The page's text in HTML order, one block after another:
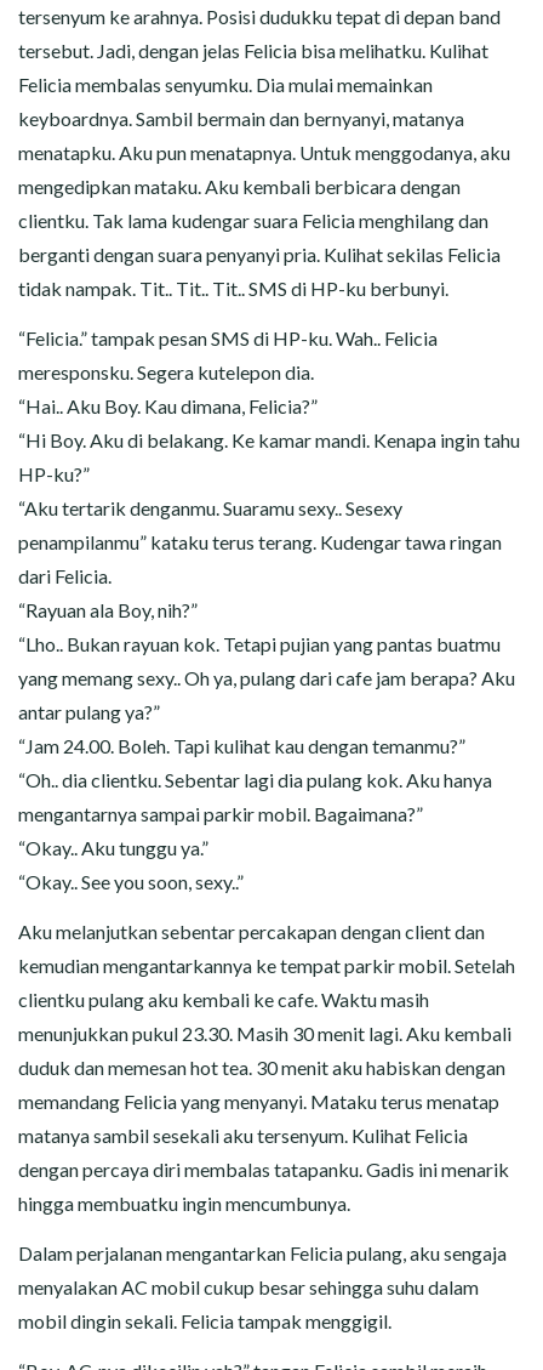
tersenyum ke arahnya. Posisi dudukku tepat di depan band
tersebut. Jadi, dengan jelas Felicia bisa melihatku. Kulihat
Felicia membalas senyumku. Dia mulai memainkan
keyboardnya. Sambil bermain dan bernyanyi, matanya
menatapku. Aku pun menatapnya. Untuk menggodanya, aku
mengedipkan mataku. Aku kembali berbicara dengan
clientku. Tak lama kudengar suara Felicia menghilang dan
berganti dengan suara penyanyi pria. Kulihat sekilas Felicia
tidak nampak. Tit.. Tit.. Tit.. SMS di HP-ku berbunyi.
“Felicia.” tampak pesan SMS di HP-ku. Wah.. Felicia
meresponsku. Segera kutelepon dia.
“Hai.. Aku Boy. Kau dimana, Felicia?”
“Hi Boy. Aku di belakang. Ke kamar mandi. Kenapa ingin tahu
HP-ku?”
“Aku tertarik denganmu. Suaramu sexy.. Sesexy
penampilanmu” kataku terus terang. Kudengar tawa ringan
dari Felicia.
“Rayuan ala Boy, nih?”
“Lho.. Bukan rayuan kok. Tetapi pujian yang pantas buatmu
yang memang sexy.. Oh ya, pulang dari cafe jam berapa? Aku
antar pulang ya?”
“Jam 24.00. Boleh. Tapi kulihat kau dengan temanmu?”
“Oh.. dia clientku. Sebentar lagi dia pulang kok. Aku hanya
mengantarnya sampai parkir mobil. Bagaimana?”
“Okay.. Aku tunggu ya.”
“Okay.. See you soon, sexy..”
Aku melanjutkan sebentar percakapan dengan client dan
kemudian mengantarkannya ke tempat parkir mobil. Setelah
clientku pulang aku kembali ke cafe. Waktu masih
menunjukkan pukul 23.30. Masih 30 menit lagi. Aku kembali
duduk dan memesan hot tea. 30 menit aku habiskan dengan
memandang Felicia yang menyanyi. Mataku terus menatap
matanya sambil sesekali aku tersenyum. Kulihat Felicia
dengan percaya diri membalas tatapanku. Gadis ini menarik
hingga membuatku ingin mencumbunya.
Dalam perjalanan mengantarkan Felicia pulang, aku sengaja
menyalakan AC mobil cukup besar sehingga suhu dalam
mobil dingin sekali. Felicia tampak menggigil.